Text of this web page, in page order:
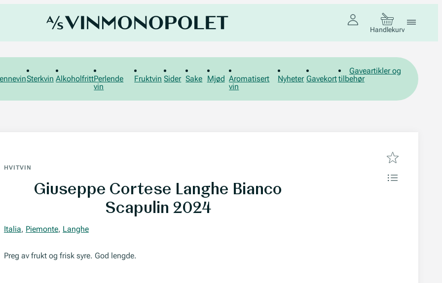
Handlekurv
Sterkvin AlkoholfrittPerlende
vin
Fruktvin Sider Sake Mjød Aromatisert
vin
Nyheter Gavekort
Gaveartikler og
tilbehør
HVITVIN
Giuseppe Cortese Langhe Bianco
Scapulin 2024
Italia, Piemonte, Langhe
Preg av frukt og frisk syre. God lengde.